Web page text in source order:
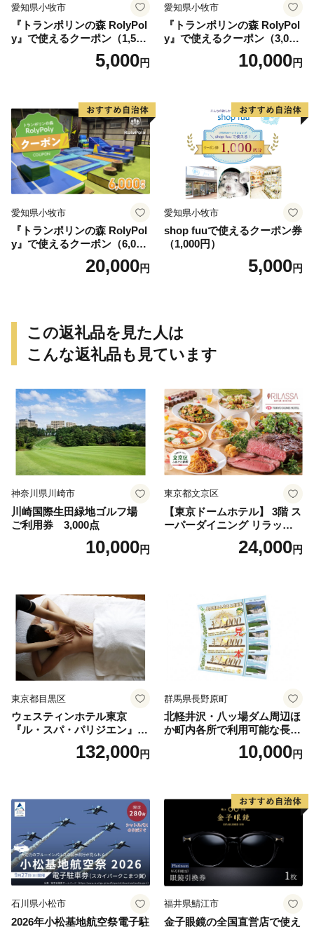
愛知県小牧市
『トランポリンの森 RolyPol
y』で使えるクーポン（1,500
5,000円
愛知県小牧市
『トランポリンの森 RolyPol
y』で使えるクーポン（3,000
10,000円
愛知県小牧市
『トランポリンの森 RolyPol
y』で使えるクーポン（6,000
20,000円
愛知県小牧市
shop fuuで使えるクーポン券
（1,000円）
5,000円
この返礼品を見た人は
こんな返礼品も見ています
神奈川県川崎市
川崎国際生田緑地ゴルフ場
ご利用券 3,000点
10,000円
東京都文京区
【東京ドームホテル】 3階 ス
ーパーダイニング リラッサ
ランチブッフェ お食事券 大
人1名様分 関東 東京 ご利用
24,000円
東京都目黒区
ウェスティンホテル東京
『ル・スパ・パリジエン』選
べるボディセラピー90分/1名
132,000円
群馬県長野原町
北軽井沢・八ッ場ダム周辺ほ
か町内各所で利用可能な長野
原町ふるさと感謝券（3,000
円分）【トラベル 観光 旅行
10,000円
石川県小松市
2026年小松基地航空祭電子駐
福井県鯖江市
金子眼鏡の全国直営店で使え